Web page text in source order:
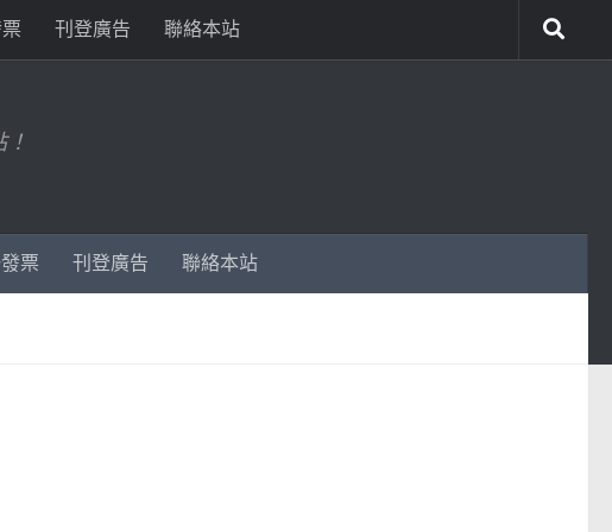
刊登廣告 聯絡本站
票 刊登廣告 聯絡本站